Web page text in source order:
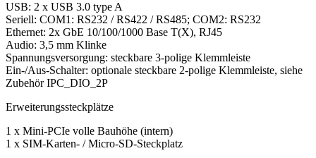
USB: 2 x USB 3.0 type A
Seriell: COM1: RS232 / RS422 / RS485; COM2: RS232
Ethernet: 2x GbE 10/100/1000 Base T(X), RJ45
Audio: 3,5 mm Klinke
Spannungsversorgung: steckbare 3-polige Klemmleiste
Ein-/Aus-Schalter: optionale steckbare 2-polige Klemmleiste, siehe
Zubehör IPC_DIO_2P
Erweiterungssteckplätze
1 x Mini-PCIe volle Bauhöhe (intern)
1 x SIM-Karten- / Micro-SD-Steckplatz